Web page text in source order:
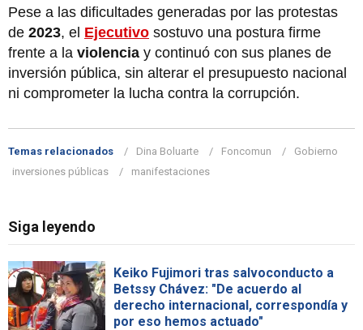
Pese a las dificultades generadas por las protestas
de 2023, el Ejecutivo sostuvo una postura firme
frente a la violencia y continuó con sus planes de
inversión pública, sin alterar el presupuesto nacional
ni comprometer la lucha contra la corrupción.
Temas relacionados Dina Boluarte Foncomun
Gobierno
inversiones públicas
manifestaciones
Siga leyendo
Keiko Fujimori tras salvoconducto a
Betssy Chávez: "De acuerdo al
derecho internacional, correspondía y
por eso hemos actuado"